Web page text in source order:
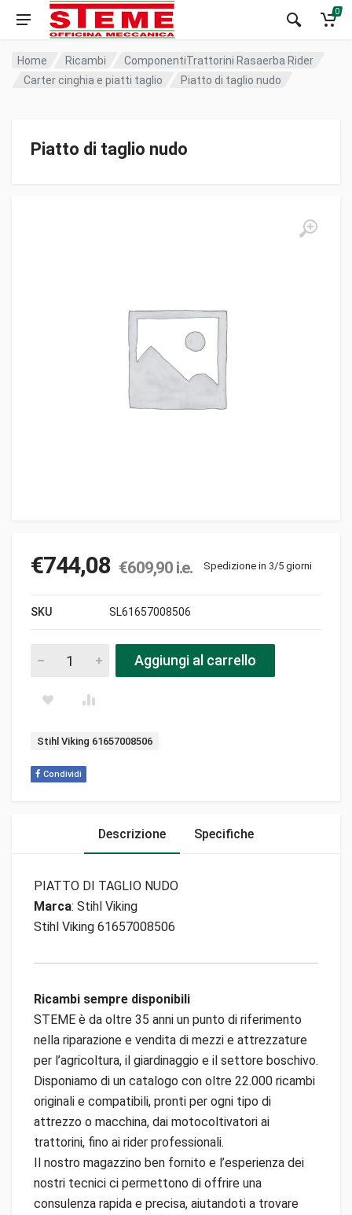
0
Home Ricambi
ComponentiTrattorini Rasaerba Rider
Carter cinghia e piatti taglio
Piatto di taglio nudo
Piatto di taglio nudo
€744,08 €609,90 i.e. Spedizione in 3/5 giorni
SKU SL61657008506
Piatto di taglio nudo pezziAggiungi al carrello
Tag:
Stihl Viking 61657008506
Condividi
Descrizione Specifiche
PIATTO DI TAGLIO NUDO
Marca: Stihl Viking
Stihl Viking 61657008506
Ricambi sempre disponibili
STEME è da oltre 35 anni un punto di riferimento
nella riparazione e vendita di mezzi e attrezzature
per l’agricoltura, il giardinaggio e il settore boschivo.
Disponiamo di un catalogo con oltre 22.000 ricambi
originali e compatibili, pronti per ogni tipo di
attrezzo o macchina, dai motocoltivatori ai
trattorini, fino ai rider professionali.
Il nostro magazzino ben fornito e l’esperienza dei
nostri tecnici ci permettono di offrire una
consulenza rapida e precisa, aiutandoti a trovare